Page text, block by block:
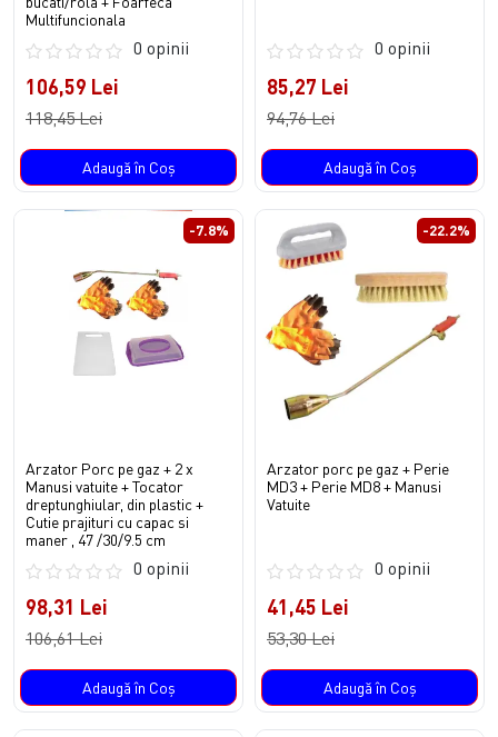
Multifuncionala
0 opinii
106,59 Lei
118,45 Lei
Adaugă în Coş
0 opinii
85,27 Lei
94,76 Lei
Adaugă în Coş
-7.8%
Arzator Porc pe gaz + 2 x
Manusi vatuite + Tocator
dreptunghiular, din plastic +
Cutie prajituri cu capac si
maner , 47 /30/9.5 cm
0 opinii
98,31 Lei
106,61 Lei
Adaugă în Coş
-22.2%
Arzator porc pe gaz + Perie
MD3 + Perie MD8 + Manusi
Vatuite
0 opinii
41,45 Lei
53,30 Lei
Adaugă în Coş